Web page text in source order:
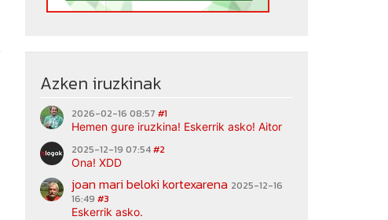
Azken iruzkinak
2026-02-16 08:57 #1
Hemen gure iruzkina! Eskerrik asko! Aitor
2025-12-19 07:54#2
Ona! XDD
joan mari beloki kortexarena 2025-12-16
16:49 #3
Eskerrik asko.